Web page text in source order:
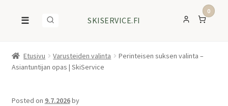
☰ SKISERVICE.FI
0
Etusivu Varusteiden valinta
Perinteisen suksen valinta –
Asiantuntijan opas | SkiService
Posted on 9.7.2026by